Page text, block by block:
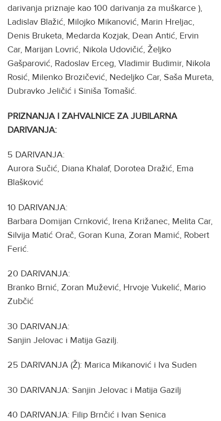
darivanja priznaje kao 100 darivanja za muškarce ),
Ladislav Blažić, Milojko Mikanović, Marin Hreljac,
Denis Bruketa, Medarda Kozjak, Dean Antić, Ervin
Car, Marijan Lovrić, Nikola Udovičić, Željko
Gašparović, Radoslav Erceg, Vladimir Budimir, Nikola
Rosić, Milenko Brozičević, Nedeljko Car, Saša Mureta,
Dubravko Jeličić i Siniša Tomašić.
PRIZNANJA I ZAHVALNICE ZA JUBILARNA
DARIVANJA:
5 DARIVANJA:
Aurora Sučić, Diana Khalaf, Dorotea Dražić, Ema
Blašković
10 DARIVANJA:
Barbara Domijan Crnković, Irena Križanec, Melita Car,
Silvija Matić Orač, Goran Kuna, Zoran Mamić, Robert
Ferić.
20 DARIVANJA:
Branko Brnić, Zoran Mužević, Hrvoje Vukelić, Mario
Zubčić
30 DARIVANJA:
Sanjin Jelovac i Matija Gazilj.
25 DARIVANJA (Ž): Marica Mikanović i Iva Suden
30 DARIVANJA: Sanjin Jelovac i Matija Gazilj
40 DARIVANJA: Filip Brnčić i Ivan Senica